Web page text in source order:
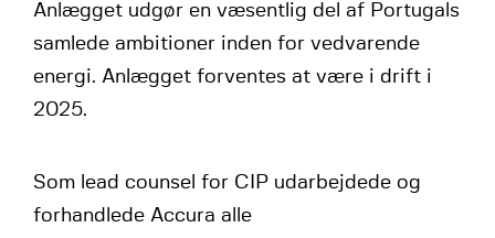
Anlægget udgør en væsentlig del af Portugals
samlede ambitioner inden for vedvarende
energi. Anlægget forventes at være i drift i
2025.
Som lead counsel for CIP udarbejdede og
forhandlede Accura alle